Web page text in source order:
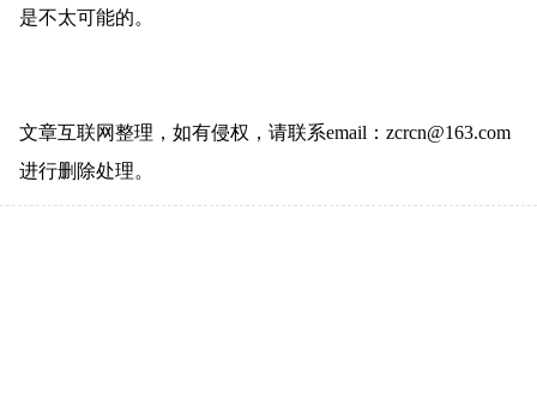
是不太可能的。
文章互联网整理，如有侵权，请联系email：zcrcn@163.com
进行删除处理。